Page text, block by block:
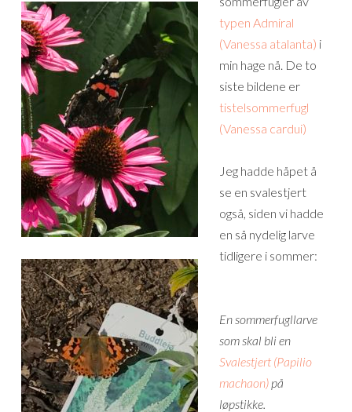
typen Admiral
(Vanessa atalanta) i
min hage nå. De to
siste bildene er
tistelsommerfugl
(Vanessa cardui)
Jeg hadde håpet å
se en svalestjert
også, siden vi hadde
en så nydelig larve
tidligere i sommer:
En sommerfugllarve
som skal bli en
Svalestjert (Papilio
machaon) på
løpstikke.